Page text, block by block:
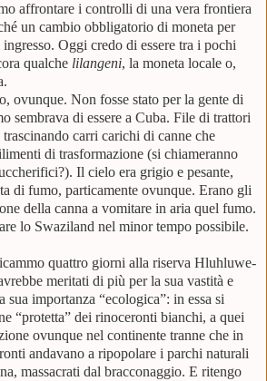
affrontare i controlli di una vera frontiera
un cambio obbligatorio di moneta per
ingresso. Oggi credo di essere tra i pochi
qualche lilangeni, la moneta locale o,
ovunque. Non fosse stato per la gente di
sembrava di essere a Cuba. File di trattori
carri carichi di canne che
di trasformazione (si chiameranno
Il cielo era grigio e pesante,
di fumo, particamente ovunque. Erano gli
della canna a vomitare in aria quel fumo.
lo Swaziland nel minor tempo possibile.
quattro giorni alla riserva Hluhluwe-
meritati di più per la sua vastità e
sua importanza “ecologica”: in essa si
“protetta” dei rinoceronti bianchi, a quei
ovunque nel continente tranne che in
andavano a ripopolare i parchi naturali
massacrati dal bracconaggio. E ritengo